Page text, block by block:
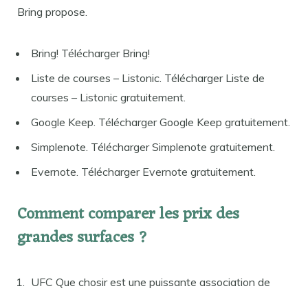
Bring propose.
Bring! Télécharger Bring!
Liste de courses – Listonic. Télécharger Liste de
courses – Listonic gratuitement.
Google Keep. Télécharger Google Keep gratuitement.
Simplenote. Télécharger Simplenote gratuitement.
Evernote. Télécharger Evernote gratuitement.
Comment comparer les prix des
grandes surfaces ?
UFC Que chosir est une puissante association de